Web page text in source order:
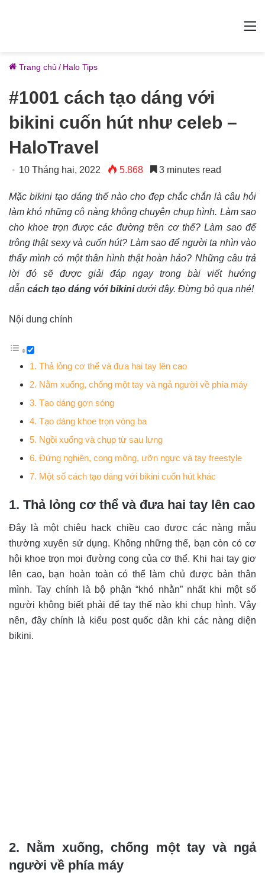
Trang chủ / Halo Tips
#1001 cách tạo dáng với
bikini cuốn hút như celeb –
HaloTravel
10 Tháng hai, 2022 5.868 3 minutes read
Mặc bikini tạo dáng thế nào cho đẹp chắc chắn là câu hỏi
làm khó những cô nàng không chuyên chụp hình. Làm sao
cho khoe trọn được các đường trên cơ thể? Làm sao để
trông thật sexy và cuốn hút? Làm sao để người ta nhìn vào
thấy mình có một thân hình thật hoàn hảo? Những câu trả
lời đó sẽ được giải đáp ngay trong bài viết hướng
dẫn cách tạo dáng với bikinidưới đây. Đừng bỏ qua nhé!
Nội dung chính
1. Thả lỏng cơ thể và đưa hai tay lên cao
2. Nằm xuống, chống một tay và ngả người về phía máy
3. Tạo dáng gợn sóng
4. Tạo dáng khoe trọn vòng ba
5. Ngồi xuống và chụp từ sau lưng
6. Đứng nghiên, cong mông, ưỡn ngực và tay freestyle
7. Một số cách tạo dáng với bikini cuốn hút khác
1. Thả lỏng cơ thể và đưa hai tay lên cao
Đây là một chiêu hack chiều cao được các nàng mẫu
thường xuyên sử dụng. Không những thế, bạn còn có cơ
hội khoe trọn mọi đường cong của cơ thể. Khi hai tay giơ
lên cao, bạn hoàn toàn có thể làm chủ được bản thân
mình. Tay chính là bộ phận “khó nhằn” nhất khi một số
người không biết phải để tay thế nào khi chụp hình. Vậy
nên, đây chính là kiểu post quốc dân khi các nàng diện
bikini.
2. Nằm xuống, chống một tay và ngả
người về phía máy